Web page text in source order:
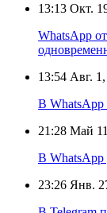
13:13 Окт.
WhatsApp
13:54 Авг.
В
21:28 Май
В WhatsApp
23:26 Янв.